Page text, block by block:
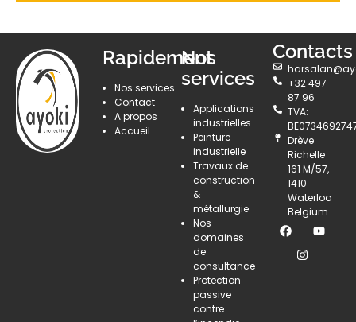
Rapidement
Nos services
Contact
A propos
Accueil
Nos
services
Applications
industrielles
Peinture
industrielle
Travaux de
construction
&
métallurgie
Nos
domaines
de
consultance
Protection
passive
contre
Contacts
+32 497
87 96
TVA:
Drève
Richelle
161 M/57,
1410
Waterloo
Belgium